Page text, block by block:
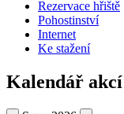
Rezervace hřiště
Pohostinství
Internet
Ke stažení
Kalendář akcí